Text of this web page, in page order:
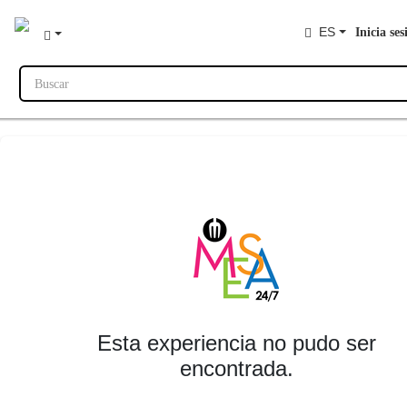
ES Inicia
Buscar
Esta experiencia no pudo ser
encontrada.